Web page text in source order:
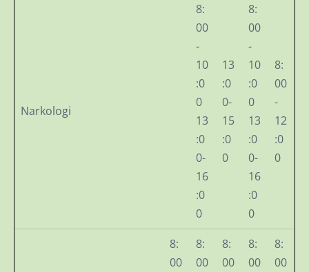
Narkologi
8:
00
-
10
:0
0
13
:0
0-
16
:0
0
13
:0
0-
15
:0
0
8:
00
-
10
:0
0
13
:0
0-
16
:0
0
8:
00
-
12
:0
0
8:
00
8:
00
8:
00
8:
00
8:
00